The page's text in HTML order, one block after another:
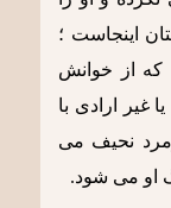
اینجاست ؛
که از خوانش
غیر ارادی با
نحیف می
او می شود.